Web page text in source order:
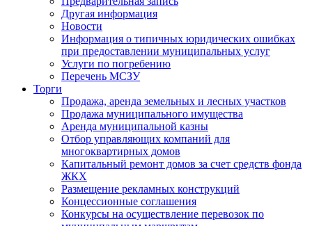
Другая информация
Новости
Информация о типичных юридических ошибках
при предоставлении муниципальных услуг
Услуги по погребению
Перечень МСЗУ
Торги
Продажа, аренда земельных и лесных участков
Продажа муниципального имущества
Аренда муниципальной казны
Отбор управляющих компаний для
многоквартирных домов
Капитальный ремонт домов за счет средств фонда
ЖКХ
Размещение рекламных конструкций
Концессионные соглашения
Конкурсы на осуществление перевозок по